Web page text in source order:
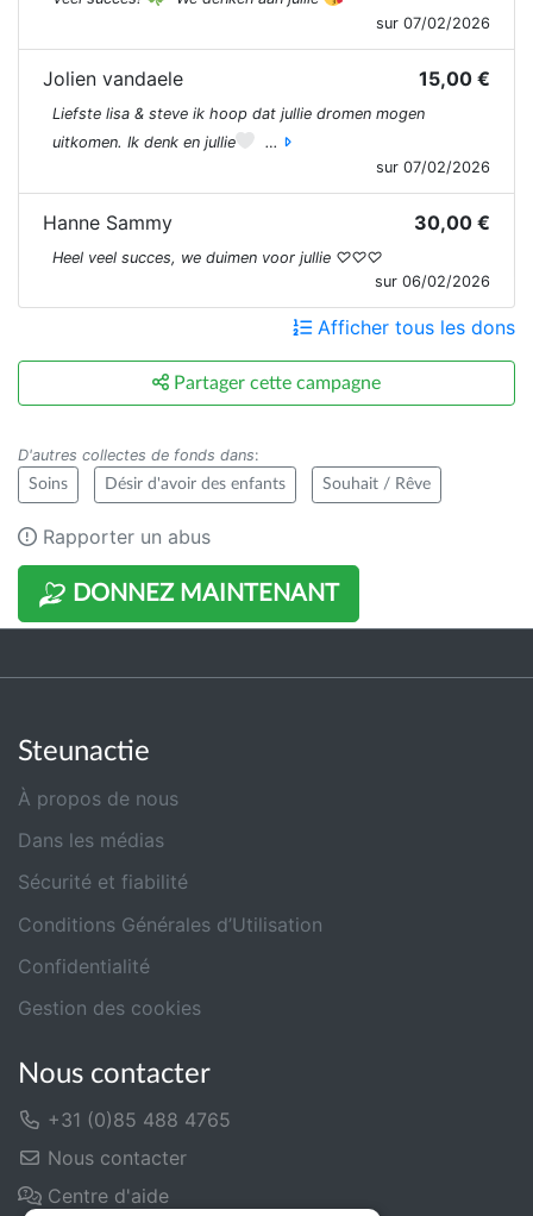
DONNEZ MAINTENANT
sur 07/02/2026
Jolien vandaele 15,00 €
Liefste lisa & steve ik hoop dat jullie dromen mogen
uitkomen. Ik denk en jullie
…
sur 07/02/2026
Hanne Sammy 30,00 €
Heel veel succes, we duimen voor jullie ♡♡♡
sur 06/02/2026
Afficher tous les dons
Partager cette campagne
D'autres collectes de fonds dans:
Soins Désir d'avoir des enfants Souhait / Rêve
Rapporter un abus
Steunactie
À propos de nous
Dans les médias
Sécurité et fiabilité
Conditions Générales d’Utilisation
Confidentialité
Gestion des cookies
Nous contacter
+31 (0)85 488 4765
Nous contacter
Centre d'aide